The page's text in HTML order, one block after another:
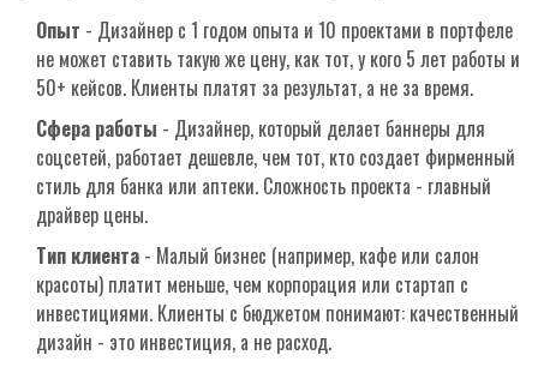
Опыт - Дизайнер с 1 годом опыта и 10 проектами в портфеле
не может ставить такую же цену, как тот, у кого 5 лет работы и
50+ кейсов. Клиенты платят за результат, а не за время.
Сфера работы - Дизайнер, который делает баннеры для
соцсетей, работает дешевле, чем тот, кто создает фирменный
стиль для банка или аптеки. Сложность проекта - главный
драйвер цены.
Тип клиента - Малый бизнес (например, кафе или салон
красоты) платит меньше, чем корпорация или стартап с
инвестициями. Клиенты с бюджетом понимают: качественный
дизайн - это инвестиция, а не расход.